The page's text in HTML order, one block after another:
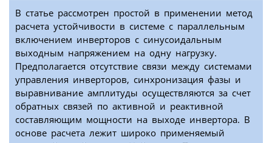
В статье рассмотрен простой в применении метод
расчета устойчивости в системе с параллельным
включением инверторов с синусоидальным
выходным напряжением на одну нагрузку.
Предполагается отсутствие связи между системами
управления инверторов, синхронизация фазы и
выравнивание амплитуды осуществляются за счет
обратных связей по активной и реактивной
составляющим мощности на выходе инвертора. В
основе расчета лежит широко применяемый